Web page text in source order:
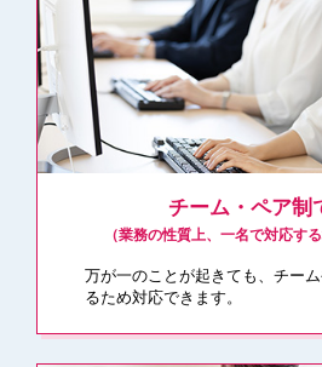
チーム・ペア制
（業務の性質上、⼀名で対応す
万が⼀のことが起きても、チー
るため対応できます。